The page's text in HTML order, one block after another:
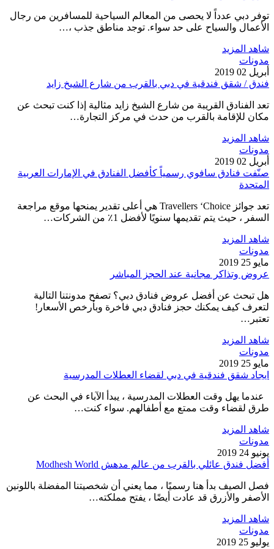
توفر دبي عدداً لا يحصى من المعالم السياحية للمسافرين من رجال
الأعمال والسياح على حد سواء. توجد مناطق جذب ،…
شاهد المزيد
مدونات
أبريل 02 2019
فندق / شقق فندقية في دبي بالقرب من شارع الشيخ زايد
تعد الفنادق القريبة من شارع الشيخ زايد مثالية إذا كنت تبحث عن
مكان للإقامة بالقرب من حدث في مركز التجارة…
شاهد المزيد
مدونات
أبريل 02 2019
صنّفت فنادق سافوي رسمياً كأفضل الفنادق في الإمارات العربية
المتحدة
تعد جوائز Travellers ‘Choice هي أعلى تقدير يمنحها موقع مراجعة
السفر ، حيث يتم تقديمها سنويًا لأفضل 1٪ من الشركات…
شاهد المزيد
مدونات
مايو 25 2019
عروض وتذاكر مجانية عند الحجز المباشر
هل تبحث عن أفضل عروض فنادق دبي؟ تصفح مدونتنا التالية
لتعرف كيف يمكنك حجز فنادق دبي فاخرة وبأرخص الأسعار!
تعتبر…
شاهد المزيد
مدونات
مايو 25 2019
ايجاد شقق فندقية في دبي لقضاء العطلات المدرسية
عندما يهل وقت العطلات المدرسية ، يبدأ الآباء في البحث عن
طرق لقضاء وقت ممتع مع أطفالهم. سواء كنت…
شاهد المزيد
مدونات
يونيو 24 2019
أفضل فندق عائلي بالقرب من عالم مدهش Modhesh World
فصل الصيف بدأ هنا رسميًا ، مما يعني أن شخصيتنا المفضلة باللونين
الأصفر والأزرق قد عادت أيضًا ، يفتح مملكته…
شاهد المزيد
مدونات
يوليو 25 2019